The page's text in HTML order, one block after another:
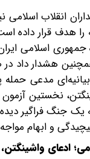
انقلاب اسلامی
هدف قرار داده
جمهوری اسلامی
هشدار داد در
مدعی
نخستین
جنگ فراگیر دیده
و ابهام
ادعای